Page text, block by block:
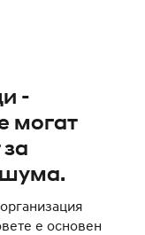
-
могат
е основен